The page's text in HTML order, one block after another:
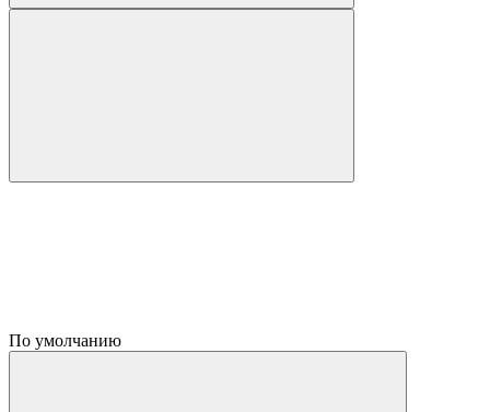
По умолчанию